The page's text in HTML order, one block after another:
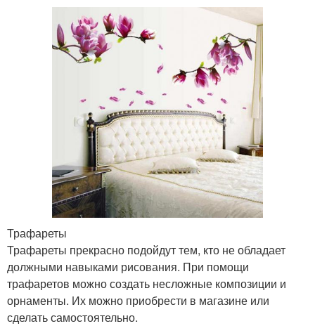
Трафареты
Трафареты прекрасно подойдут тем, кто не обладает
должными навыками рисования. При помощи
трафаретов можно создать несложные композиции и
орнаменты. Их можно приобрести в магазине или
сделать самостоятельно.